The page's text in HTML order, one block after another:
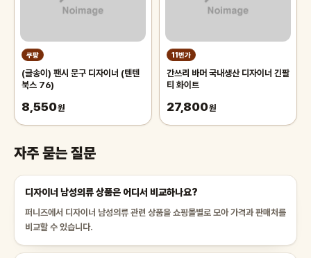
쿠팡
(글송이) 팬시 문구 디자이너 (텐텐
북스 76)
8,550원
11번가
간쓰리 바머 국내생산 디자이너 긴팔
티 화이트
27,800원
자주 묻는 질문
디자이너 남성의류 상품은 어디서 비교하나요?
퍼니즈에서 디자이너 남성의류 관련 상품을 쇼핑몰별로 모아 가격과 판매처를
비교할 수 있습니다.